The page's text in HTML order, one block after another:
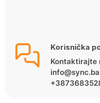
Korisnička
Kontaktirajte